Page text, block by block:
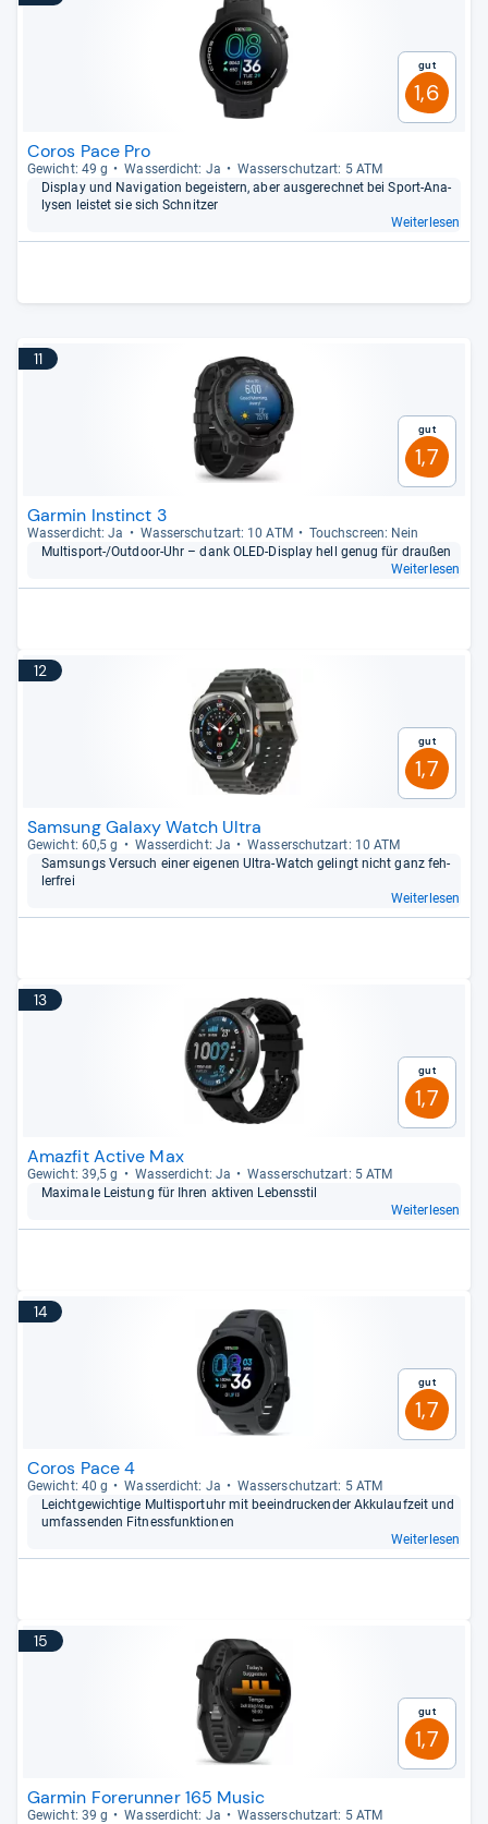
Gut
1,6
Coros Pace Pro
Gewicht: 49 g Was­ser­dicht: Ja
Was­ser­schutz­art: 5 ATM
Dis­play und Navi­ga­tion begeis­tern, aber aus­ge­rech­net bei Sport-​Ana­
ly­sen leis­tet sie sich Schnit­zer
Weiterlesen
11
Gut
1,7
Garmin Instinct 3
Was­ser­dicht: Ja Was­ser­schutz­art: 10 ATM
Touch­s­creen: Nein
Mul­tisport-​/Out­door-​Uhr – dank OLED-​Dis­play hell genug für drau­ßen
Weiterlesen
12
Gut
1,7
Samsung Galaxy Watch Ultra
Gewicht: 60,5 g Was­ser­dicht: Ja
Was­ser­schutz­art: 10 ATM
Sam­sungs Ver­such einer eige­nen Ultra-​Watch gelingt nicht ganz feh­
ler­frei
Weiterlesen
13
Gut
1,7
Amazfit Active Max
Gewicht: 39,5 g Was­ser­dicht: Ja
Was­ser­schutz­art: 5 ATM
Maxi­male Leis­tung für Ihren akti­ven Lebens­stil
Weiterlesen
14
Gut
1,7
Coros Pace 4
Gewicht: 40 g Was­ser­dicht: Ja
Was­ser­schutz­art: 5 ATM
Leicht­ge­wich­tige Mul­tisport­uhr mit beein­dru­cken­der Akku­lauf­zeit und
umfas­sen­den Fit­ness­funk­tio­nen
Weiterlesen
15
Gut
1,7
Garmin Forerunner 165 Music
Gewicht: 39 g Was­ser­dicht: Ja
Was­ser­schutz­art: 5 ATM